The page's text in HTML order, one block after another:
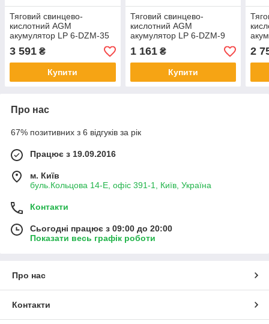
Тяговий свинцево-
кислотний AGM
акумулятор LP 6-DZM-35
Ah
3 591 ₴
Купити
Тяговий свинцево-
кислотний AGM
акумулятор LP 6-DZM-9
Ah
1 161₴
Купити
Ah
2
Про нас
67% позитивних з 6 відгуків за рік
Працює з 19.09.2016
м. Київ
буль.Кольцова 14-Е, офіс 391-1, Київ, Україна
Контакти
Сьогодні працює з 09:00 до 20:00
Показати весь графік роботи
Про нас
Контакти